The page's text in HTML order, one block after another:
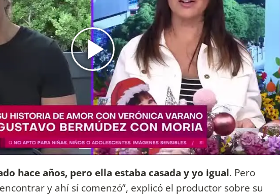
hace años, pero ella estaba casada y yo igual. Pero
y ahí sí comenzó”, explicó el productor sobre su